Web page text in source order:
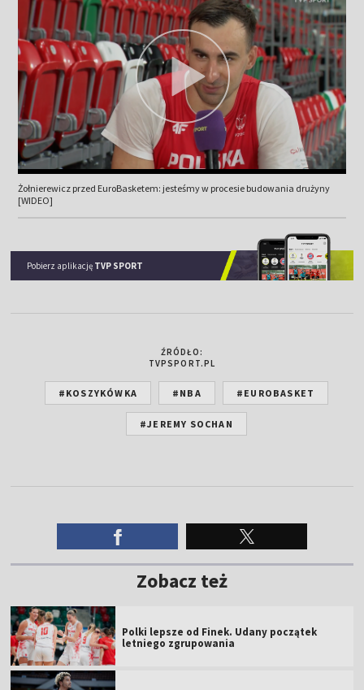
Żołnierewicz przed EuroBasketem: jesteśmy w procesie budowania drużyny
[WIDEO]
Pobierz aplikację TVP SPORT
ŹRÓDŁO:
TVPSPORT.PL
#KOSZYKÓWKA #NBA #EUROBASKET
#JEREMY SOCHAN
Zobacz też
Polki lepsze od Finek. Udany początek
letniego zgrupowania